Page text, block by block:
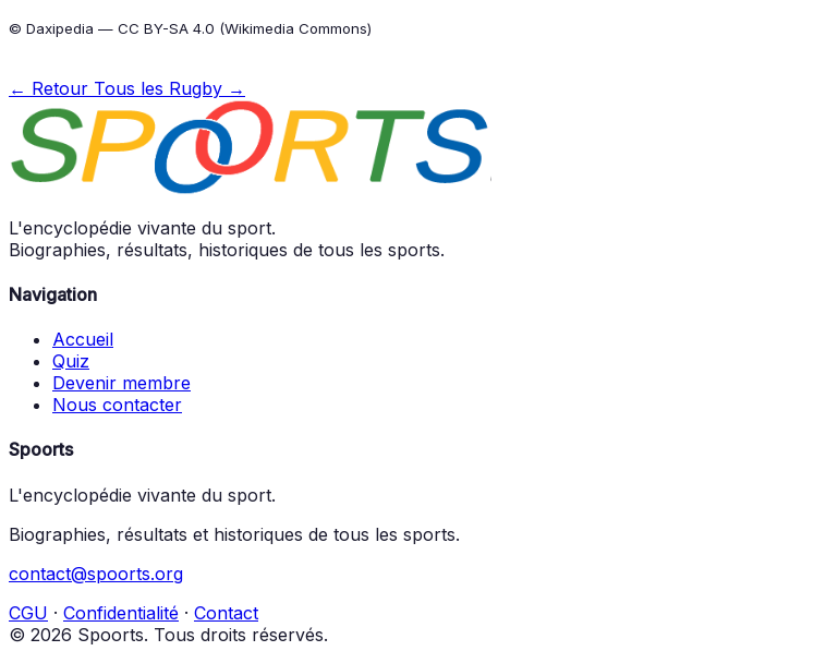
© Daxipedia — CC BY-SA 4.0 (Wikimedia Commons)
← Retour Tous les Rugby →
L'encyclopédie vivante du sport.
Biographies, résultats, historiques de tous les sports.
Navigation
Accueil
Quiz
Devenir membre
Nous contacter
Spoorts
L'encyclopédie vivante du sport.
Biographies, résultats et historiques de tous les sports.
contact@spoorts.org
CGU · Confidentialité · Contact
© 2026 Spoorts. Tous droits réservés.